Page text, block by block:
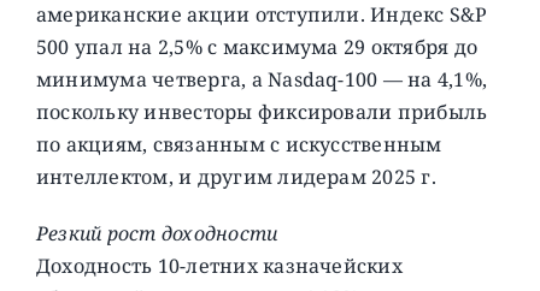
американские акции отступили. Индекс S&P
500 упал на 2,5% с максимума 29 октября до
минимума четверга, а Nasdaq-100 — на 4,1%,
поскольку инвесторы фиксировали прибыль
по акциям, связанным с искусственным
интеллектом, и другим лидерам 2025 г.
Резкий рост доходности
Доходность 10-летних казначейских